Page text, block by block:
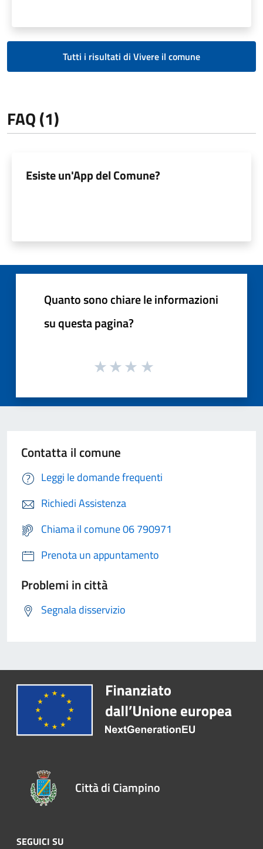
Tutti i risultati di Vivere il comune
FAQ (1)
Esiste un'App del Comune?
Quanto sono chiare le informazioni
su questa pagina?
Contatta il comune
Leggi le domande frequenti
Richiedi Assistenza
Chiama il comune 06 790971
Prenota un appuntamento
Problemi in città
Segnala disservizio
Città di Ciampino
SEGUICI SU